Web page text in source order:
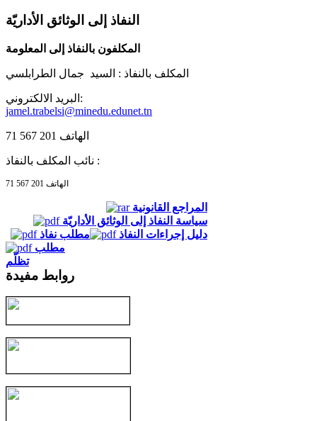
النفاذ إلى الوثائق الأداريّة
المكلفون بالنفاذ إلى المعلومة
المكلف بالنفاذ : السيد جمال الطرابلسي
البريد الالكتروني:
jamel.trabelsi@minedu.edunet.tn
نائب المكلف بالنفاذ :
المراجع القانونية
سياسة النفاذ إلى الوثائق الأداريّة
دليل إجراءات النفاذ
مطلب نفاذ
مطلب
تظلّم
روابط مفيدة